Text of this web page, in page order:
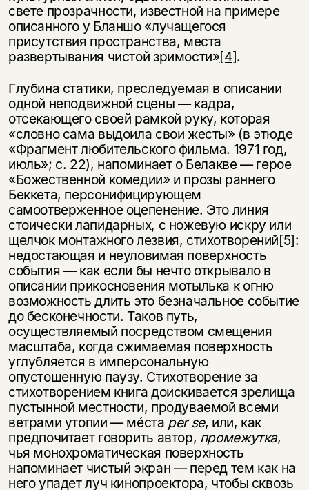
свете прозрачности, известной на примере
описанного у Бланшо «лучащегося
присутствия пространства, места
развертывания чистой зримости»[4].
Глубина статики, преследуемая в описании
одной неподвижной сцены — кадра,
отсекающего своей рамкой руку, которая
«словно сама выдоила свои жесты» (в этюде
«Фрагмент любительского фильма. 1971 год,
июль»; с. 22), напоминает о Белакве — герое
«Божественной комедии» и прозы раннего
Беккета, персонифицирующем
самоотверженное оцепенение. Это линия
стоически лапидарных, с ножевую искру или
щелчок монтажного лезвия, стихотворений[5]:
недостающая и неуловимая поверхность
события — как если бы нечто открывало в
описании прикосновения мотылька к огню
возможность длить это безначальное событие
до бесконечности. Таков путь,
осуществляемый посредством смещения
масштаба, когда сжимаемая поверхность
углубляется в имперсональную
опустошенную паузу. Стихотворение за
стихотворением книга доискивается зрелища
пустынной местности, продуваемой всеми
ветрами утопии — мéста per se, или, как
предпочитает говорить автор, промежутка,
чья монохроматическая поверхность
напоминает чистый экран — перед тем как на
него упадет луч кинопроектора, чтобы сквозь
Подписка на рассылку
Раз в неделю мы отправляем рассылку
о книгах и событиях «НЛО».
За подписку дарим промокод на
скидку 15%
Я соглашаюсь сПолитикой конфиденциальности
подписаться
Этой книги временно
нет в продаже.
Вы можете подписаться на
уведомления, и при поступлении книги
на склад получить письмо на указанный
электронный адрес.
Я соглашаюсь сПолитикой конфиденциальности
подписаться
Эта книга
не предназначена для
несовершеннолетних
Скажите, пожалуйста,
вам уже исполнилось 18 лет?
да
нет, вернуться назад